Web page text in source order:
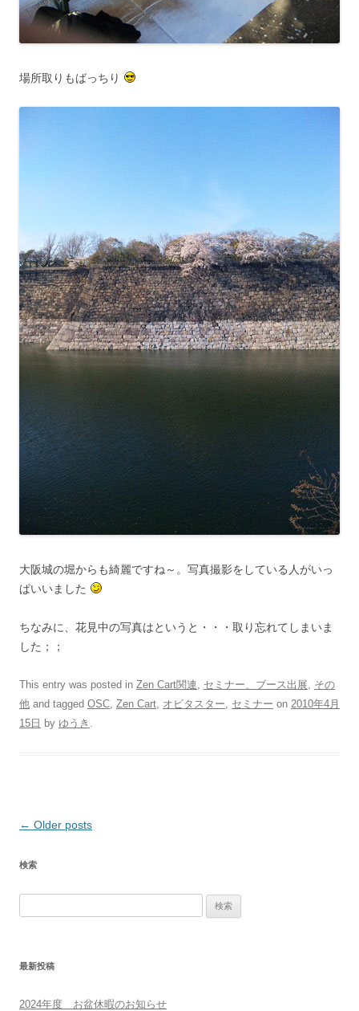
場所取りもばっちり
大阪城の堀からも綺麗ですね～。写真撮影をしている人がいっ
ぱいいました
ちなみに、花見中の写真はというと・・・取り忘れてしまいま
した；；
This entry was posted in Zen Cart関連, セミナー、ブース出展, その
他 and tagged OSC, Zen Cart, オビタスター, セミナー on 2010年4月
15日 by ゆうき .
Post
← Older posts
検索
最新投稿
2024年度 お盆休暇のお知らせ